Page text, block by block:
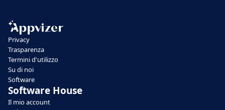
Privacy
Trasparenza
Termini d'utilizzo
Su di noi
Software
Software House
Il mio account